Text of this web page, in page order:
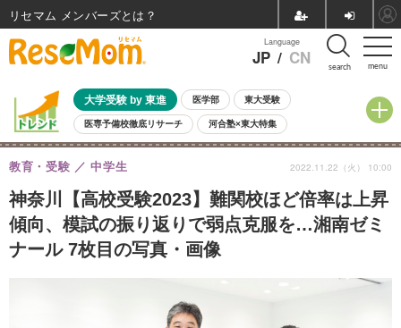
menu
Language
JP / CN search
大学受験 by 東進 医学部 東大受験
医専予備校徹底リサーチ 河合塾×東大特集
親子で考える大学選び 高校受験 中学受験 小学校受験
共通テスト 夏休み
8月開催イベント・WS 全国公立高校 過去問 人気記事
自由研究教材（小学生向け） 自由研究教材（中学生向け） ランキング
神奈川【高校受験2023】難関校ほど倍率は上昇
傾向、模試の振り返りで弱点克服を…湘南ゼミ
ナール 7枚目の写真・画像
教育・受験 中学生 2022.11.22（火） 10:00
リセマム メンバーズ